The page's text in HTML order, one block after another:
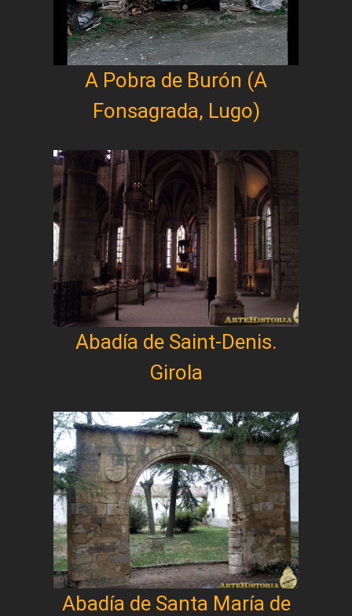
A Pobra de Burón (A
Fonsagrada, Lugo)
Abadía de Saint-Denis.
Girola
Abadía de Santa María de